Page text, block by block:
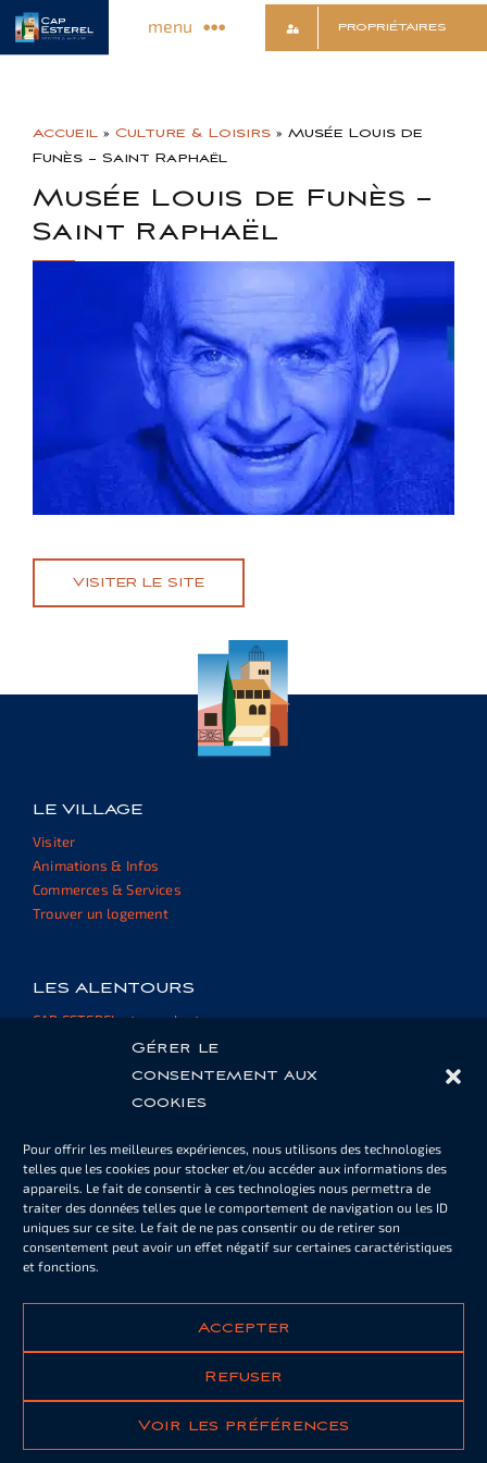
Gérer le
consentement aux
cookies
Pour offrir les meilleures expériences, nous utilisons des technologies
telles que les cookies pour stocker et/ou accéder aux informations des
appareils. Le fait de consentir à ces technologies nous permettra de
traiter des données telles que le comportement de navigation ou les ID
uniques sur ce site. Le fait de ne pas consentir ou de retirer son
consentement peut avoir un effet négatif sur certaines caractéristiques
et fonctions.
Accepter
Refuser
Voir les préférences
Passer
au
menu
Commerces & Services
Animations & Infos
Culture & Loisirs
Italiano
English
PROPRIÉTAIRES
Accueil» Culture & Loisirs» Musée Louis de
Funès – Saint Raphaël
Musée Louis de Funès –
Saint Raphaël
VISITER LE SITE
LE VILLAGE
Visiter
Animations & Infos
Commerces & Services
Trouver un logement
LES ALENTOURS
CAP ESTEREL et ses alentours
Informations et ressources
Cartes de piscine ou de parking
Informations
Documents
Documents légaux